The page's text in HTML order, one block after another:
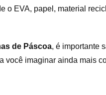
o EVA, papel, material
de Páscoa, é importante
você imaginar ainda mais